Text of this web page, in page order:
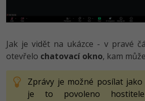
Jak je vidět na ukázce - v pravé
otevřelo chatovací okno, kam
Zprávy je možné posílat jako
je to povoleno